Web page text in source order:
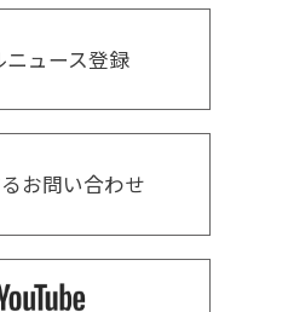
ニュース登録
お問い合わせ